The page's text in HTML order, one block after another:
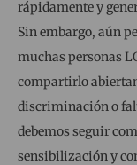
rápidamente y
Sin embargo, aún
muchas personas
compartirlo
discriminación o
debemos seguir
sensibilización y